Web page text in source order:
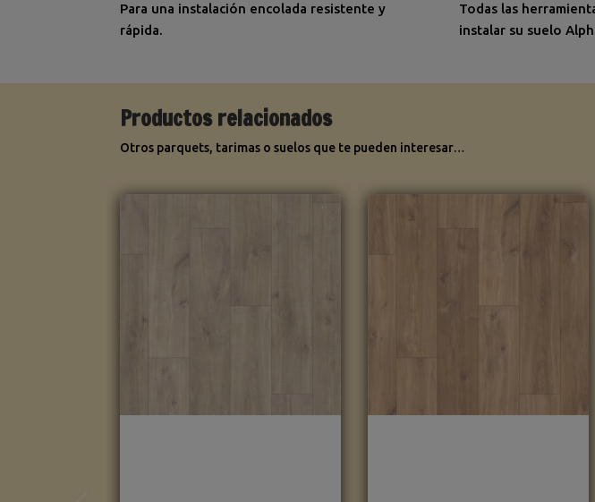
Para una instalación encolada resistente y
rápida.
Todas las
instalar su suelo
Productos relacionados
Otros parquets, tarimas o suelos que te pueden interesar…